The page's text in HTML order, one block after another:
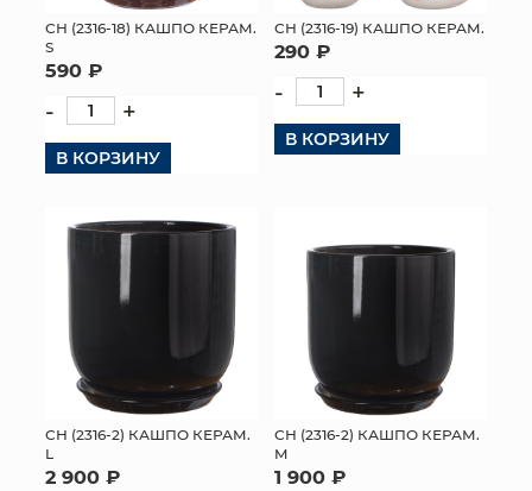
СН (2316-18) КАШПО КЕРАМ.
S
590 ₽
- +
В КОРЗИНУ
СН (2316-19) КАШПО КЕРАМ.
290 ₽
- +
В КОРЗИНУ
СН (2316-2) КАШПО КЕРАМ.
L
2 900 ₽
СН (2316-2) КАШПО КЕРАМ.
M
1 900 ₽